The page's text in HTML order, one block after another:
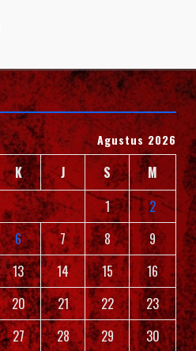
Agustus 2026
K J S
M
1
2
6 7 8
9
13 14 15
16
20 21 22
23
27 28 29
30